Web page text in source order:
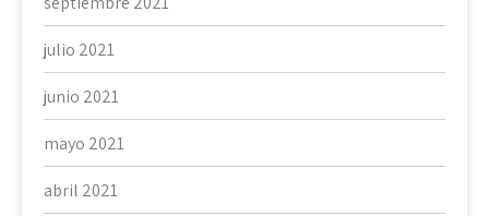
julio 2021
junio 2021
mayo 2021
abril 2021